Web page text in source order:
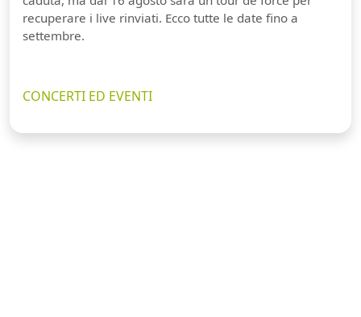
recuperare i live rinviati. Ecco tutte le date fino a
settembre.
CONCERTI ED EVENTI